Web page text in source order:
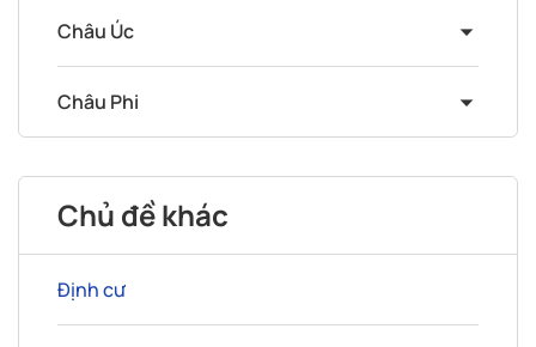
Châu Úc
Châu Phi
Chủ đề khác
Định cư